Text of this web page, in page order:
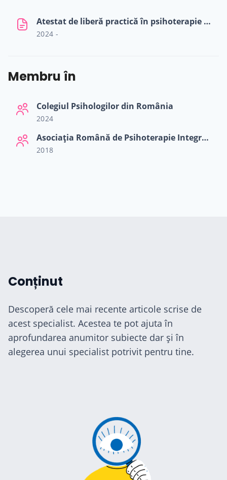
Atestat de liberă practică în psihoterapie integrativă
2024 -
Membru în
Colegiul Psihologilor din România
2024
Asociația Română de Psihoterapie Integrativă
2018
Conținut
Descoperă cele mai recente articole scrise de
acest specialist. Acestea te pot ajuta în
aprofundarea anumitor subiecte dar și în
alegerea unui specialist potrivit pentru tine.